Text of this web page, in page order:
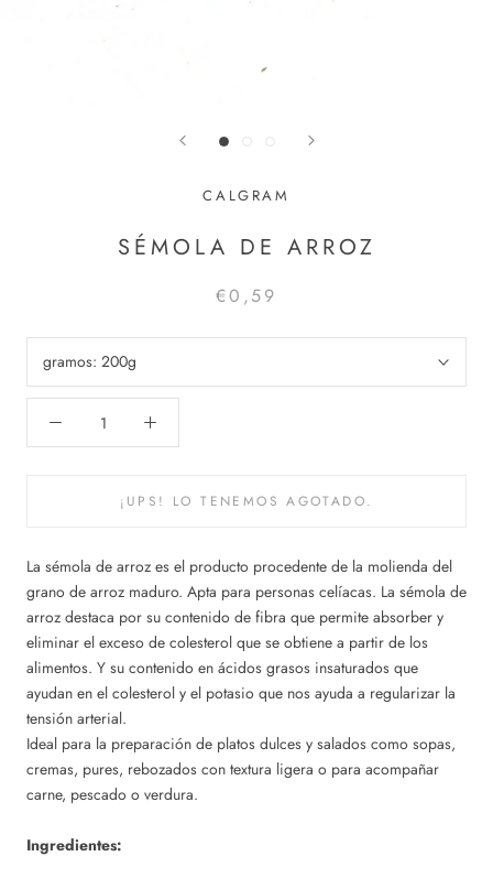
CALGRAM
SÉMOLA DE ARROZ
€0,59
gramos: 200g
¡UPS! LO TENEMOS AGOTADO.
La sémola de arroz es el producto procedente de la molienda del
grano de arroz maduro. Apta para personas celíacas. La sémola de
arroz destaca por su contenido de fibra que permite absorber y
eliminar el exceso de colesterol que se obtiene a partir de los
alimentos. Y su contenido en ácidos grasos insaturados que
ayudan en el colesterol y el potasio que nos ayuda a regularizar la
tensión arterial.
Ideal para la preparación de platos dulces y salados como sopas,
cremas, pures, rebozados con textura ligera o para acompañar
carne, pescado o verdura.
Ingredientes: